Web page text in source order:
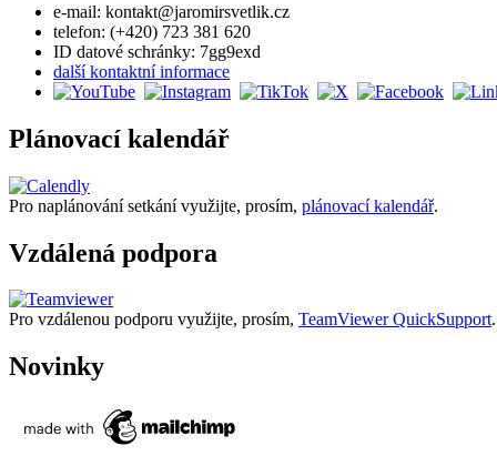
e-mail: kontakt@jaromirsvetlik.cz
telefon: (+420) 723 381 620
ID datové schránky: 7gg9exd
další kontaktní informace
Plánovací kalendář
Pro naplánování setkání využijte, prosím, plánovací kalendář.
Vzdálená podpora
Pro vzdálenou podporu využijte, prosím, TeamViewer QuickSupport.
Novinky